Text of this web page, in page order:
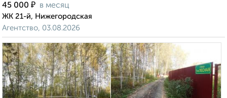
45 000 ₽ в месяц
ЖК 21-й, Нижегородская
Агентство, 03.08.2026